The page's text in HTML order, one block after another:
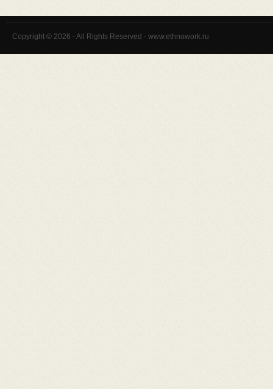
Copyright © 2026 - All Rights Reserved - www.ethnowork.ru